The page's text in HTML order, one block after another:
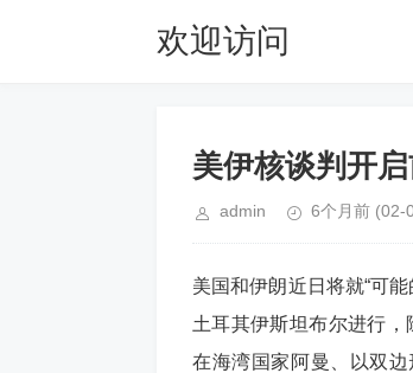
欢迎访问
美伊核谈判开
admin 6个月前 (02-
美国和伊朗近日将就“可
土耳其伊斯坦布尔进行
在海湾国家阿曼、以双